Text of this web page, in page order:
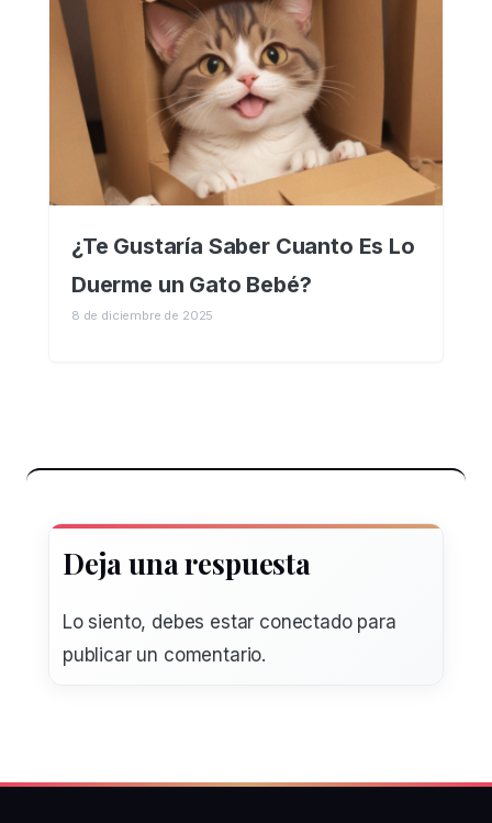
¿Te Gustaría Saber Cuanto Es Lo
Duerme un Gato Bebé?
8 de diciembre de 2025
Deja una respuesta
Lo siento, debes estar conectadopara
publicar un comentario.